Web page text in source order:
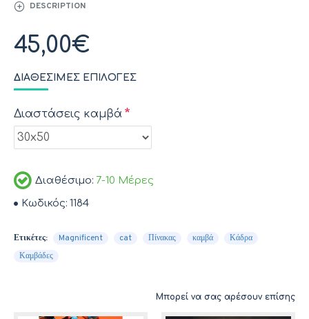
DESCRIPTION
Διαθέσιμο: 7-10 Μέρες
Κωδικός: 1184
45,00€
ΔΙΑΘΈΣΙΜΕΣ ΕΠΙΛΟΓΈΣ
Διαστάσεις καμβά
Ετικέτες: Magnificent cat Πίνακας καμβά
Κάδρα
Καμβάδες
Μπορεί να σας αρέσουν επίσης